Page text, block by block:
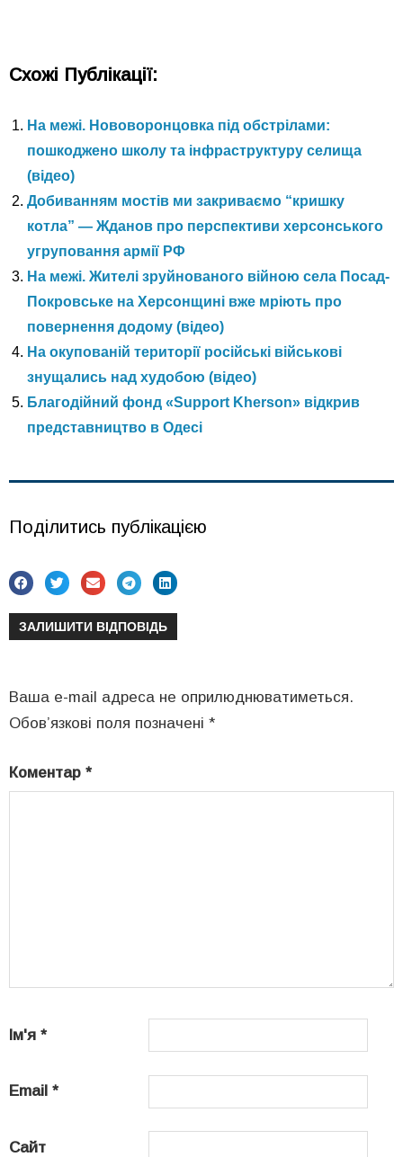
Схожі Публікації:
На межі. Нововоронцовка під обстрілами:
пошкоджено школу та інфраструктуру селища
(відео)
Добиванням мостів ми закриваємо “кришку
котла” — Жданов про перспективи херсонського
угруповання армії РФ
На межі. Жителі зруйнованого війною села Посад-
Покровське на Херсонщині вже мріють про
повернення додому (відео)
На окупованій території російські військові
знущались над худобою (відео)
Благодійний фонд «Support Kherson» відкрив
представництво в Одесі
Поділитись публікацією
ЗАЛИШИТИ ВІДПОВІДЬ
Ваша e-mail адреса не оприлюднюватиметься.
Обов’язкові поля позначені *
Коментар *
Ім'я *
Email *
Сайт